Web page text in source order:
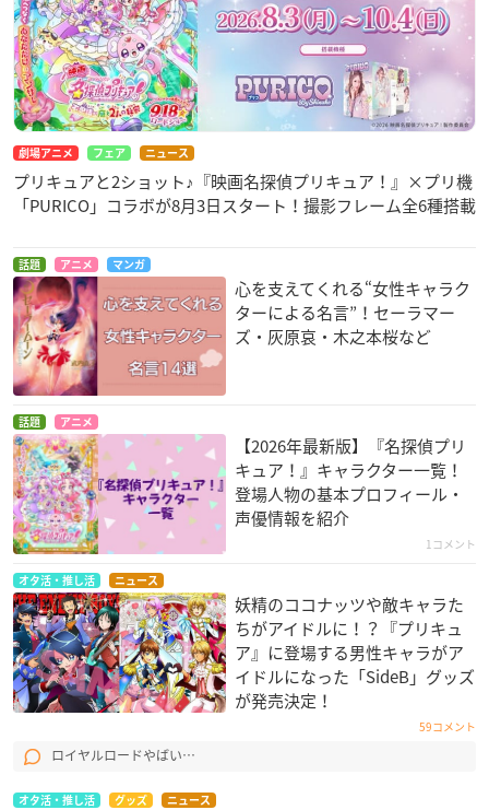
Yes!プリキュア5GoGo! と奇跡のコラボも🦋
たくさんの夢が詰まった物語をお楽しみに🌟
🎼HPは👇https://t.co/3HnqsmHdI4#プリキュア#precure#
プリキュア5pic.twitter.com/Mn2jel32ut
— 『映画デリシャスパーティ♡プリキュア 夢みる♡お子さ
まランチ！』 (@precure_movie)
劇場アニメ フェア ニュース
プリキュアと2ショット♪『映画名探偵プリキュア！』×プリ機
「PURICO」コラボが8月3日スタート！撮影フレーム全6種搭載
話題 アニメ マンガ
心を支えてくれる“女性キャラク
ターによる名言”！セーラマー
ズ・灰原哀・木之本桜など
話題 アニメ
【2026年最新版】『名探偵プリ
キュア！』キャラクター一覧！
登場人物の基本プロフィール・
声優情報を紹介
1コメント
オタ活・推し活 ニュース
妖精のココナッツや敵キャラた
ちがアイドルに！？『プリキュ
ア』に登場する男性キャラがア
イドルになった「SideB」グッズ
が発売決定！
59コメント
ロイヤルロードやばい…
オタ活・推し活 グッズ ニュース